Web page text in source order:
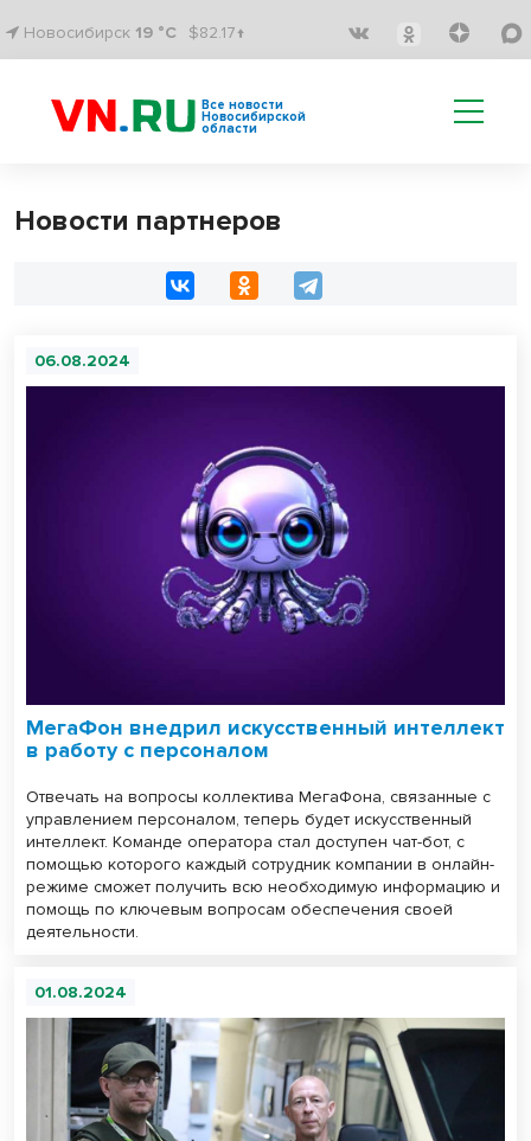
Новосибирск 19 °C $82.17↑
Все новости
Новосибирской
области
Новости партнеров
06.08.2024
МегаФон внедрил искусственный интеллект
в работу с персоналом
Отвечать на вопросы коллектива МегаФона, связанные с
управлением персоналом, теперь будет искусственный
интеллект. Команде оператора стал доступен чат-бот, с
помощью которого каждый сотрудник компании в онлайн-
режиме сможет получить всю необходимую информацию и
помощь по ключевым вопросам обеспечения своей
деятельности.
01.08.2024